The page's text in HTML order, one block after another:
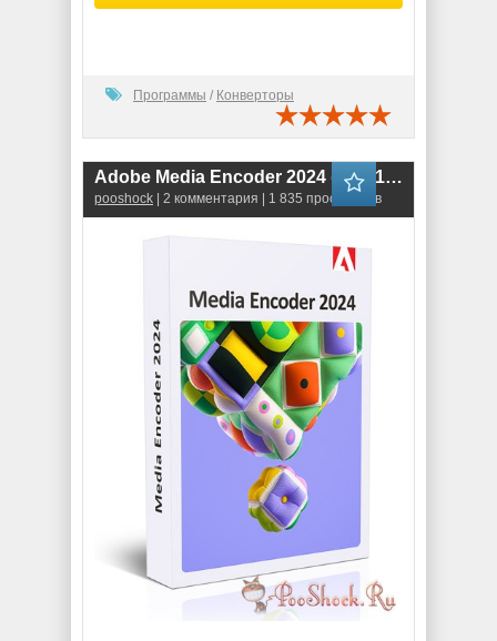
Программы / Конверторы
Adobe Media Encoder 2024 (24.4.1.002)
pooshock | 2 комментария | 1 835 просмотров